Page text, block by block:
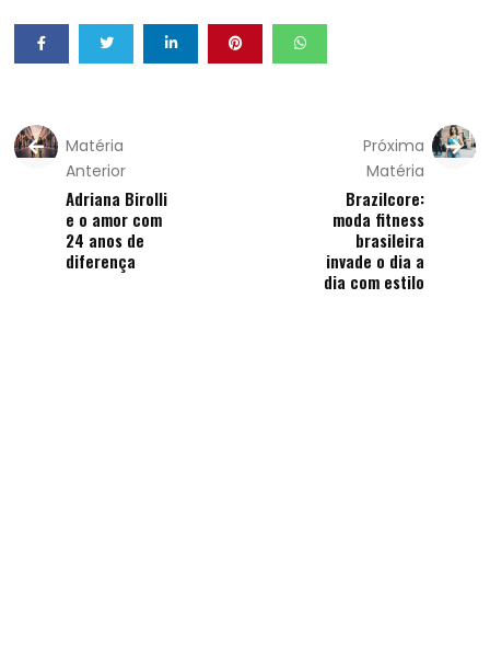
Matéria
Anterior
Adriana Birolli
e o amor com
24 anos de
diferença
Próxima
Matéria
Brazilcore:
moda fitness
brasileira
invade o dia a
dia com estilo